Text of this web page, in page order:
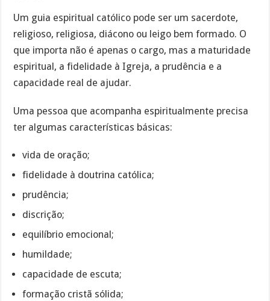
Um guia espiritual católico pode ser um sacerdote,
religioso, religiosa, diácono ou leigo bem formado. O
que importa não é apenas o cargo, mas a maturidade
espiritual, a fidelidade à Igreja, a prudência e a
capacidade real de ajudar.
Uma pessoa que acompanha espiritualmente precisa
ter algumas características básicas:
vida de oração;
fidelidade à doutrina católica;
prudência;
discrição;
equilíbrio emocional;
humildade;
capacidade de escuta;
formação cristã sólida;